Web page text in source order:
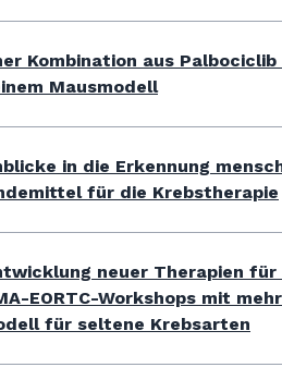
Kombination aus
Mausmodell
in die Erkennung
für die Krebstherapie
neuer Therapien
EORTC-Workshops mit
für seltene Krebsarten